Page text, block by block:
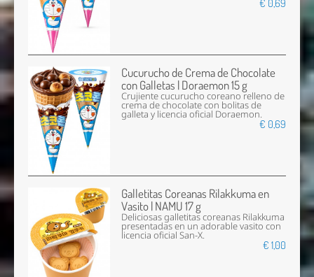
Cucurucho de Crema de Chocolate
con Galletas | Doraemon 15 g
Crujiente cucurucho coreano relleno de
crema de chocolate con bolitas de
galleta y licencia oficial Doraemon.
€ 0,69
Galletitas Coreanas Rilakkuma en
Vasito | NAMU 17 g
Deliciosas galletitas coreanas Rilakkuma
presentadas en un adorable vasito con
licencia oficial San-X.
€ 1,00